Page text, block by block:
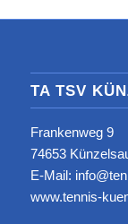
TA TSV
Frankenweg 9
74653
E-Mail:
www.tennis-